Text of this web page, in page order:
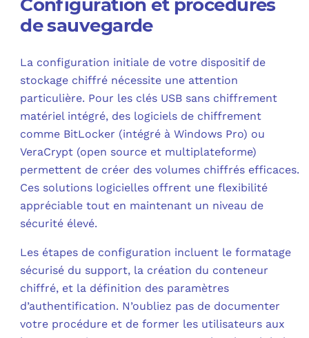
Configuration et procédures
de sauvegarde
La configuration initiale de votre dispositif de
stockage chiffré nécessite une attention
particulière. Pour les clés USB sans chiffrement
matériel intégré, des logiciels de chiffrement
comme BitLocker (intégré à Windows Pro) ou
VeraCrypt (open source et multiplateforme)
permettent de créer des volumes chiffrés efficaces.
Ces solutions logicielles offrent une flexibilité
appréciable tout en maintenant un niveau de
sécurité élevé.
Les étapes de configuration incluent le formatage
sécurisé du support, la création du conteneur
chiffré, et la définition des paramètres
d’authentification. N’oubliez pas de documenter
votre procédure et de former les utilisateurs aux